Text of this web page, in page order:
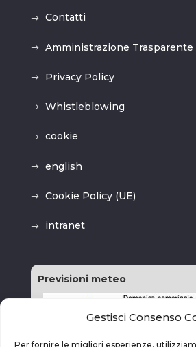
Gestisci Consenso
Per fornire le migliori esperienze,
Contatti
Amministrazione Trasparente
Privacy Policy
Whistleblowing
cookie
english
Cookie Policy (UE)
intranet
Previsioni meteo